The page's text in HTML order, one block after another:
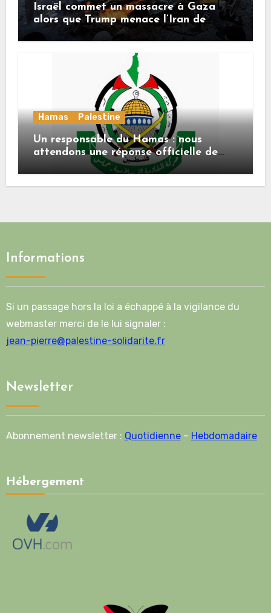
Israël commet un massacre à Gaza
alors que Trump menace l’Iran de
«décapitation»
Hamas Palestine
Un responsable du Hamas : nous
attendons une réponse officielle de
Mladenov concernant la feuille de
route de la deuxième phase de l’accord
Informations
Si un passage hors la loi a échappé à la vigilance du
webmaster merci de le lui signaler :
jean-pierre@palestine-solidarite.fr
Newsletter
Abonnement newsletter : Quotidienne– Hebdomadaire
Hébergement